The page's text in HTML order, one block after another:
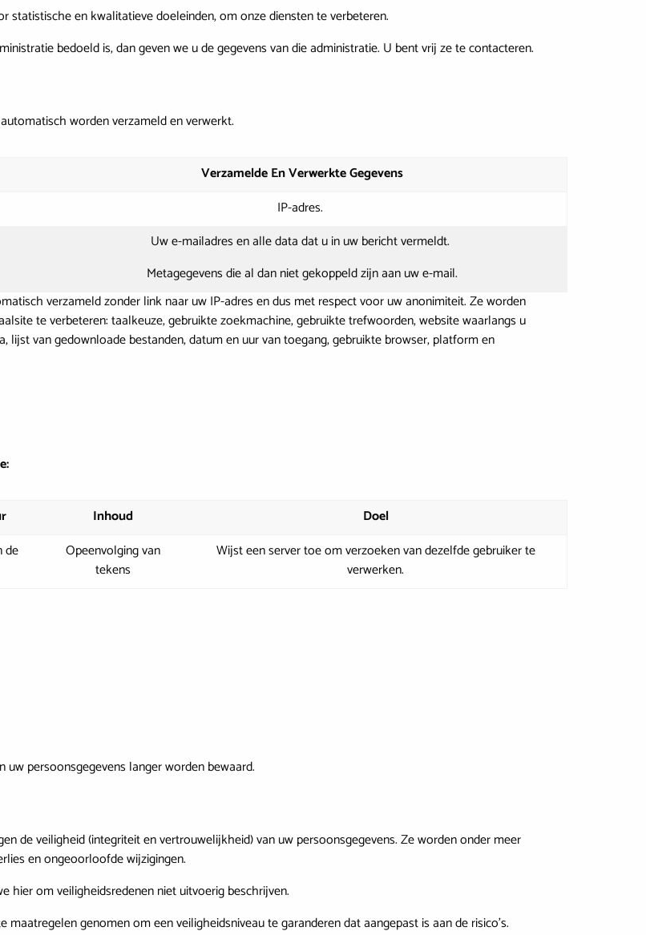
en kwalitatieve doeleinden, om onze diensten te verbeteren.
bedoeld is, dan geven we u de gegevens van die administratie. U bent vrij ze te contacteren.
worden verzameld en verwerkt.
Verzamelde En Verwerkte Gegevens
IP-adres.
Uw e-mailadres en alle data dat u in uw bericht vermeldt.
Metagegevens die al dan niet gekoppeld zijn aan uw e-mail.
verzameld zonder link naar uw IP-adres en dus met respect voor uw anonimiteit. Ze worden
te verbeteren: taalkeuze, gebruikte zoekmachine, gebruikte trefwoorden, website waarlangs u
lijst van gedownloade bestanden, datum en uur van toegang, gebruikte browser, platform en
Inhoud Doel
de
Opeenvolging van
tekens
Wijst een server toe om verzoeken van dezelfde gebruiker te
verwerken.
persoonsgegevens langer worden bewaard.
de veiligheid (integriteit en vertrouwelijkheid) van uw persoonsgegevens. Ze worden onder meer
en ongeoorloofde wijzigingen.
hier om veiligheidsredenen niet uitvoerig beschrijven.
genomen om een veiligheidsniveau te garanderen dat aangepast is aan de risico’s.